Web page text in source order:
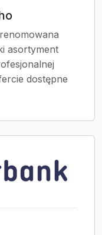
asortyment
dostępne